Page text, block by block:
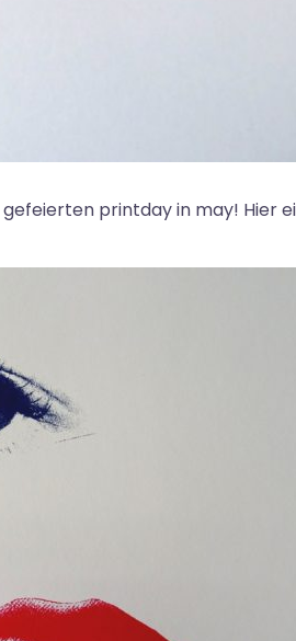
printday in may! Hier